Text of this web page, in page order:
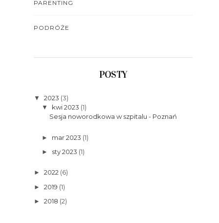
PARENTING
PODRÓŻE
POSTY
▼ 2023 (3)
▼ kwi 2023 (1)
Sesja noworodkowa w szpitalu - Poznań
► mar 2023 (1)
► sty 2023 (1)
► 2022 (6)
► 2019 (1)
► 2018 (2)